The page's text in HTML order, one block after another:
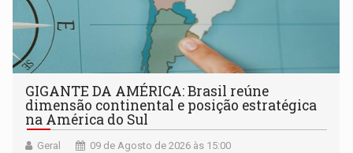
GIGANTE DA AMÉRICA: Brasil reúne
dimensão continental e posição estratégica
na América do Sul
Geral 09 de Agosto de 2026 às 15:00